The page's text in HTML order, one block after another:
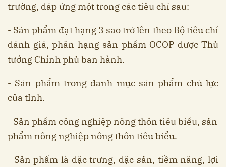
trường, đáp ứng một trong các tiêu chí sau:
- Sản phẩm đạt hạng 3 sao trở lên theo Bộ tiêu chí
đánh giá, phân hạng sản phẩm OCOP được Thủ
tướng Chính phủ ban hành.
- Sản phẩm trong danh mục sản phẩm chủ lực
của tỉnh.
- Sản phẩm công nghiệp nông thôn tiêu biểu, sản
phẩm nông nghiệp nông thôn tiêu biểu.
- Sản phẩm là đặc trưng, đặc sản, tiềm năng, lợi